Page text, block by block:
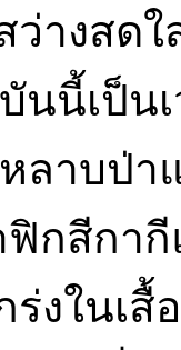
างสดใ
นนี้เป็น
ลาบป่า
กสีกา
งในเสื้